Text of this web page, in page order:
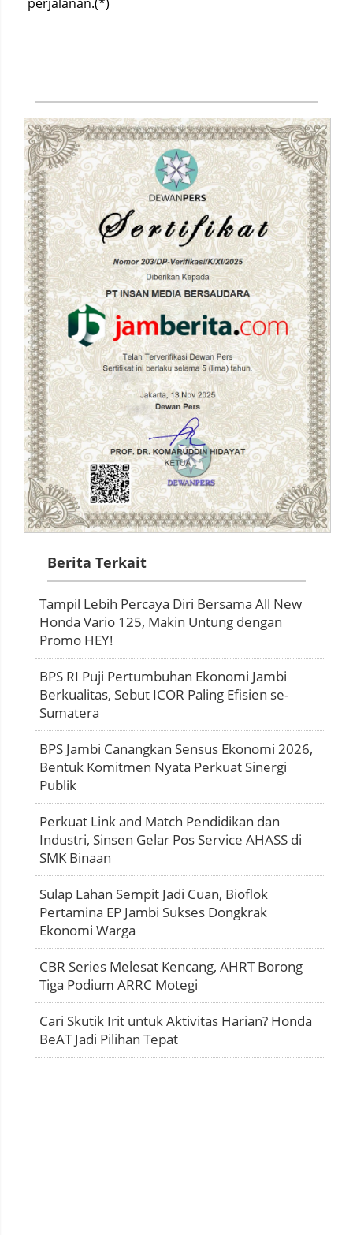
Berita Terkait
Tampil Lebih Percaya Diri Bersama All New
Honda Vario 125, Makin Untung dengan
Promo HEY!
BPS RI Puji Pertumbuhan Ekonomi Jambi
Berkualitas, Sebut ICOR Paling Efisien se-
Sumatera
BPS Jambi Canangkan Sensus Ekonomi 2026,
Bentuk Komitmen Nyata Perkuat Sinergi
Publik
Perkuat Link and Match Pendidikan dan
Industri, Sinsen Gelar Pos Service AHASS di
SMK Binaan
Sulap Lahan Sempit Jadi Cuan, Bioflok
Pertamina EP Jambi Sukses Dongkrak
Ekonomi Warga
CBR Series Melesat Kencang, AHRT Borong
Tiga Podium ARRC Motegi
Cari Skutik Irit untuk Aktivitas Harian? Honda
BeAT Jadi Pilihan Tepat